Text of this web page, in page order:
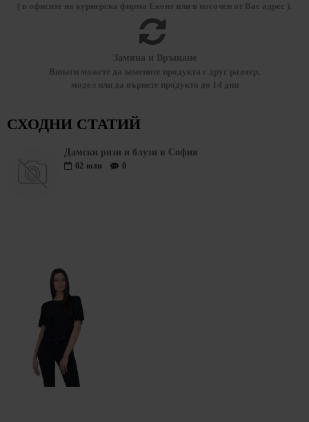
( в офисите на куриерска фирма Еконт или в посочен от Вас адрес ).
Замяна и Връщане
Винаги можете да замените продукта с друг размер,
модел или да върнете продукта до 14 дни
СХОДНИ СТАТИЙ
Дамски ризи и блузи в София
02 юли 0